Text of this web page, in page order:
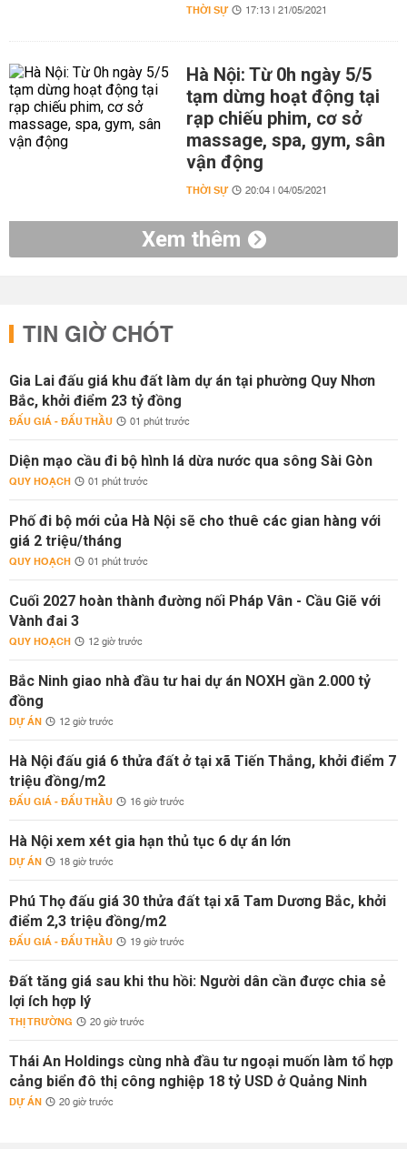
THỜI SỰ 17:13 | 21/05/2021
Hà Nội: Từ 0h ngày 5/5
tạm dừng hoạt động tại
rạp chiếu phim, cơ sở
massage, spa, gym, sân
vận động
THỜI SỰ 20:04 | 04/05/2021
Xem thêm
TIN GIỜ CHÓT
Gia Lai đấu giá khu đất làm dự án tại phường Quy Nhơn
Bắc, khởi điểm 23 tỷ đồng
ĐẤU GIÁ - ĐẤU THẦU 01 phút trước
Diện mạo cầu đi bộ hình lá dừa nước qua sông Sài Gòn
QUY HOẠCH 01 phút trước
Phố đi bộ mới của Hà Nội sẽ cho thuê các gian hàng với
giá 2 triệu/tháng
QUY HOẠCH 01 phút trước
Cuối 2027 hoàn thành đường nối Pháp Vân - Cầu Giẽ với
Vành đai 3
QUY HOẠCH 12 giờ trước
Bắc Ninh giao nhà đầu tư hai dự án NOXH gần 2.000 tỷ
đồng
DỰ ÁN 12 giờ trước
Hà Nội đấu giá 6 thửa đất ở tại xã Tiến Thắng, khởi điểm 7
triệu đồng/m2
ĐẤU GIÁ - ĐẤU THẦU 16 giờ trước
Hà Nội xem xét gia hạn thủ tục 6 dự án lớn
DỰ ÁN 18 giờ trước
Phú Thọ đấu giá 30 thửa đất tại xã Tam Dương Bắc, khởi
điểm 2,3 triệu đồng/m2
ĐẤU GIÁ - ĐẤU THẦU 19 giờ trước
Đất tăng giá sau khi thu hồi: Người dân cần được chia sẻ
lợi ích hợp lý
THỊ TRƯỜNG 20 giờ trước
Thái An Holdings cùng nhà đầu tư ngoại muốn làm tổ hợp
cảng biển đô thị công nghiệp 18 tỷ USD ở Quảng Ninh
DỰ ÁN 20 giờ trước